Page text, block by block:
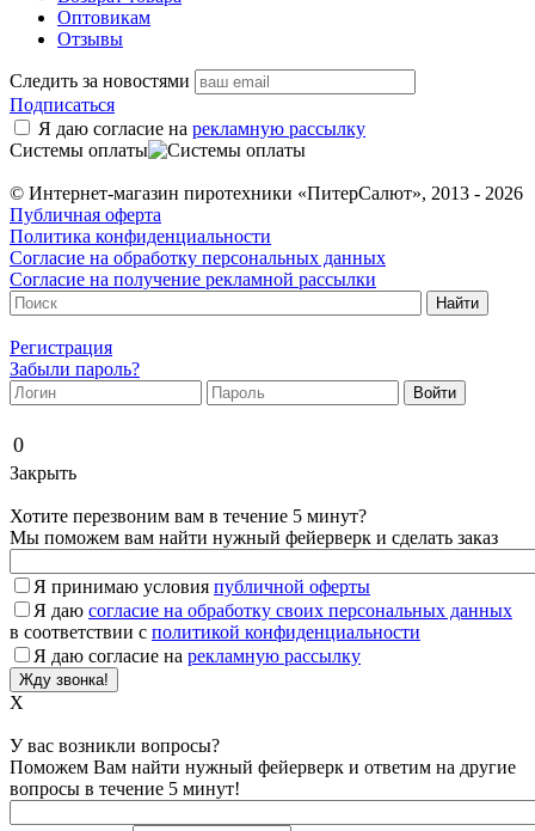
Оптовикам
Отзывы
Следить за новостями
Подписаться
Я даю согласие на рекламную рассылку
Системы оплаты
© Интернет-магазин пиротехники «ПитерСалют», 2013 - 2026
Публичная оферта
Политика конфиденциальности
Согласие на обработку персональных данных
Согласие на получение рекламной рассылки
Регистрация
Забыли пароль?
0
Закрыть
Хотите перезвоним вам в течение 5 минут?
Мы поможем вам найти нужный фейерверк и сделать заказ
Я принимаю условия публичной оферты
Я даю согласие на обработку своих персональных данных
в соответствии с политикой конфиденциальности
Я даю согласие на рекламную рассылку
X
У вас возникли вопросы?
Поможем Вам найти нужный фейерверк и ответим на другие
вопросы в течение 5 минут!